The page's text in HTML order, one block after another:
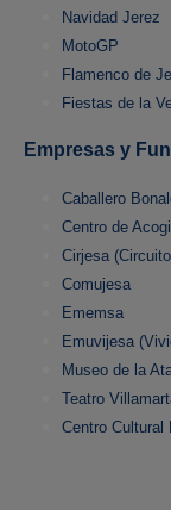
Navidad Jerez
MotoGP
Flamenco de
Fiestas de la
Empresas y
Caballero
Centro de
Cirjesa
Comujesa
Ememsa
Emuvijesa
Museo de la
Teatro
Centro Cultural